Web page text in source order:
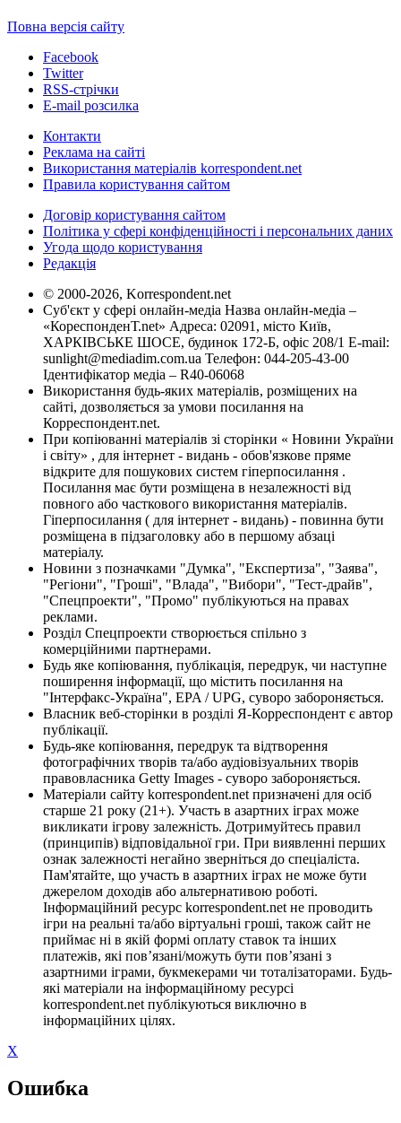
Повна версія сайту
Facebook
Twitter
RSS-стрічки
E-mail розсилка
Контакти
Реклама на сайті
Використання матеріалів korrespondent.net
Правила користування сайтом
Договір користування сайтом
Політика у сфері конфіденційності і персональних даних
Угода щодо користування
Редакція
© 2000-2026, Korrespondent.net
Суб'єкт у сфері онлайн-медіа Назва онлайн-медіа –
«КореспонденТ.net» Адреса: 02091, місто Київ,
ХАРКІВСЬКЕ ШОСЕ, будинок 172-Б, офіс 208/1 E-mail:
sunlight@mediadim.com.ua Телефон: 044-205-43-00
Ідентифікатор медіа – R40-06068
Використання будь-яких матеріалів, розміщених на
сайті, дозволяється за умови посилання на
Корреспондент.net.
При копіюванні матеріалів зі сторінки « Новини України
і світу» , для інтернет - видань - обов'язкове пряме
відкрите для пошукових систем гіперпосилання .
Посилання має бути розміщена в незалежності від
повного або часткового використання матеріалів.
Гіперпосилання ( для інтернет - видань) - повинна бути
розміщена в підзаголовку або в першому абзаці
матеріалу.
Новини з позначками "Думка", "Експертиза", "Заява",
"Регіони", "Гроші", "Влада", "Вибори", "Тест-драйв",
"Спецпроекти", "Промо" публікуються на правах
реклами.
Розділ Спецпроекти створюється спільно з
комерційними партнерами.
Будь яке копіювання, публікація, передрук, чи наступне
поширення інформації, що містить посилання на
"Інтерфакс-Україна", EPA / UPG, суворо забороняється.
Власник веб-сторінки в розділі Я-Корреспондент є автор
публікації.
Будь-яке копіювання, передрук та відтворення
фотографічних творів та/або аудіовізуальних творів
правовласника Getty Images - суворо забороняється.
Матеріали сайту korrespondent.net призначені для осіб
старше 21 року (21+). Участь в азартних іграх може
викликати ігрову залежність. Дотримуйтесь правил
(принципів) відповідальної гри. При виявленні перших
ознак залежності негайно зверніться до спеціаліста.
Пам'ятайте, що участь в азартних іграх не може бути
джерелом доходів або альтернативою роботі.
Інформаційний ресурс korrespondent.net не проводить
ігри на реальні та/або віртуальні гроші, також сайт не
приймає ні в якій формі оплату ставок та інших
платежів, які пов’язані/можуть бути пов’язані з
азартними іграми, букмекерами чи тоталізаторами. Будь-
які матеріали на інформаційному ресурсі
korrespondent.net публікуються виключно в
інформаційних цілях.
X
Ошибка